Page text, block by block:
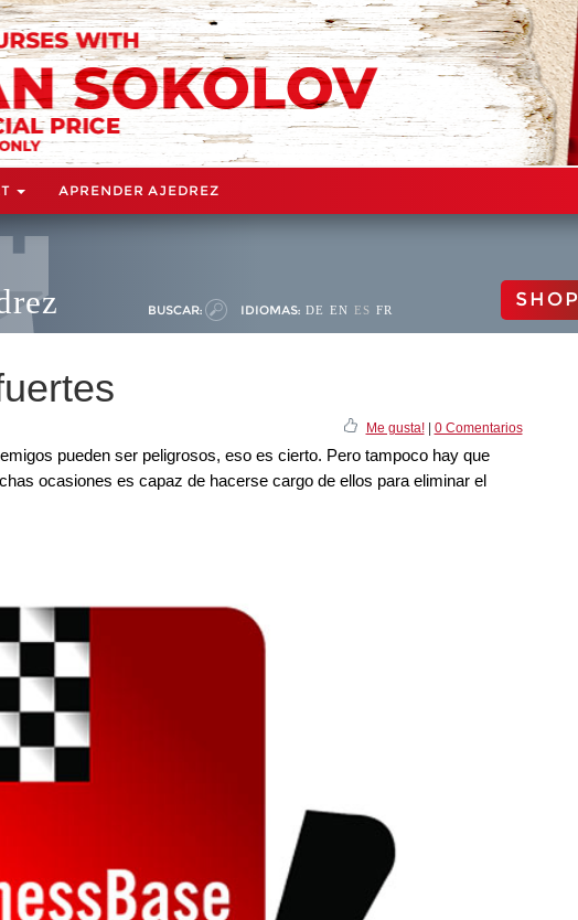
APRENDER AJEDREZ
BUSCAR: IDIOMAS: DE EN ES FR SHOP
Me gusta!| 0 Comentarios
pueden ser peligrosos, eso es cierto. Pero tampoco hay que
ocasiones es capaz de hacerse cargo de ellos para eliminar el